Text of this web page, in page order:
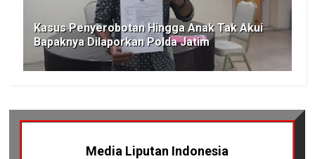
Kasus Penyerobotan Hingga Anak Tak Akui
Bapaknya Dilaporkan Polda Jatim
Media Liputan Indonesia